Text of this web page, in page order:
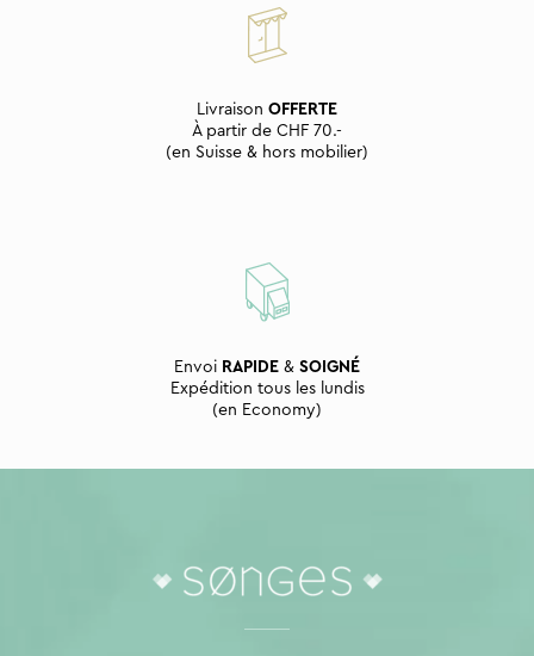
Livraison OFFERTE
À partir de CHF 70.-
(en Suisse & hors mobilier)
Envoi RAPIDE & SOIGNÉ
Expédition tous les lundis
(en Economy)